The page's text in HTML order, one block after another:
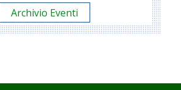
Archivio Eventi